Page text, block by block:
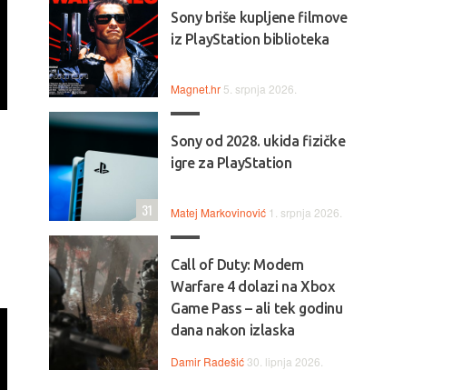
Sony briše kupljene filmove
iz PlayStation biblioteka
Magnet.hr 5. srpnja 2026.
Sony od 2028. ukida fizičke
igre za PlayStation
Matej Markovinović 1. srpnja 2026.
31
Call of Duty: Modern
Warfare 4 dolazi na Xbox
Game Pass – ali tek godinu
dana nakon izlaska
Damir Radešić 30. lipnja 2026.